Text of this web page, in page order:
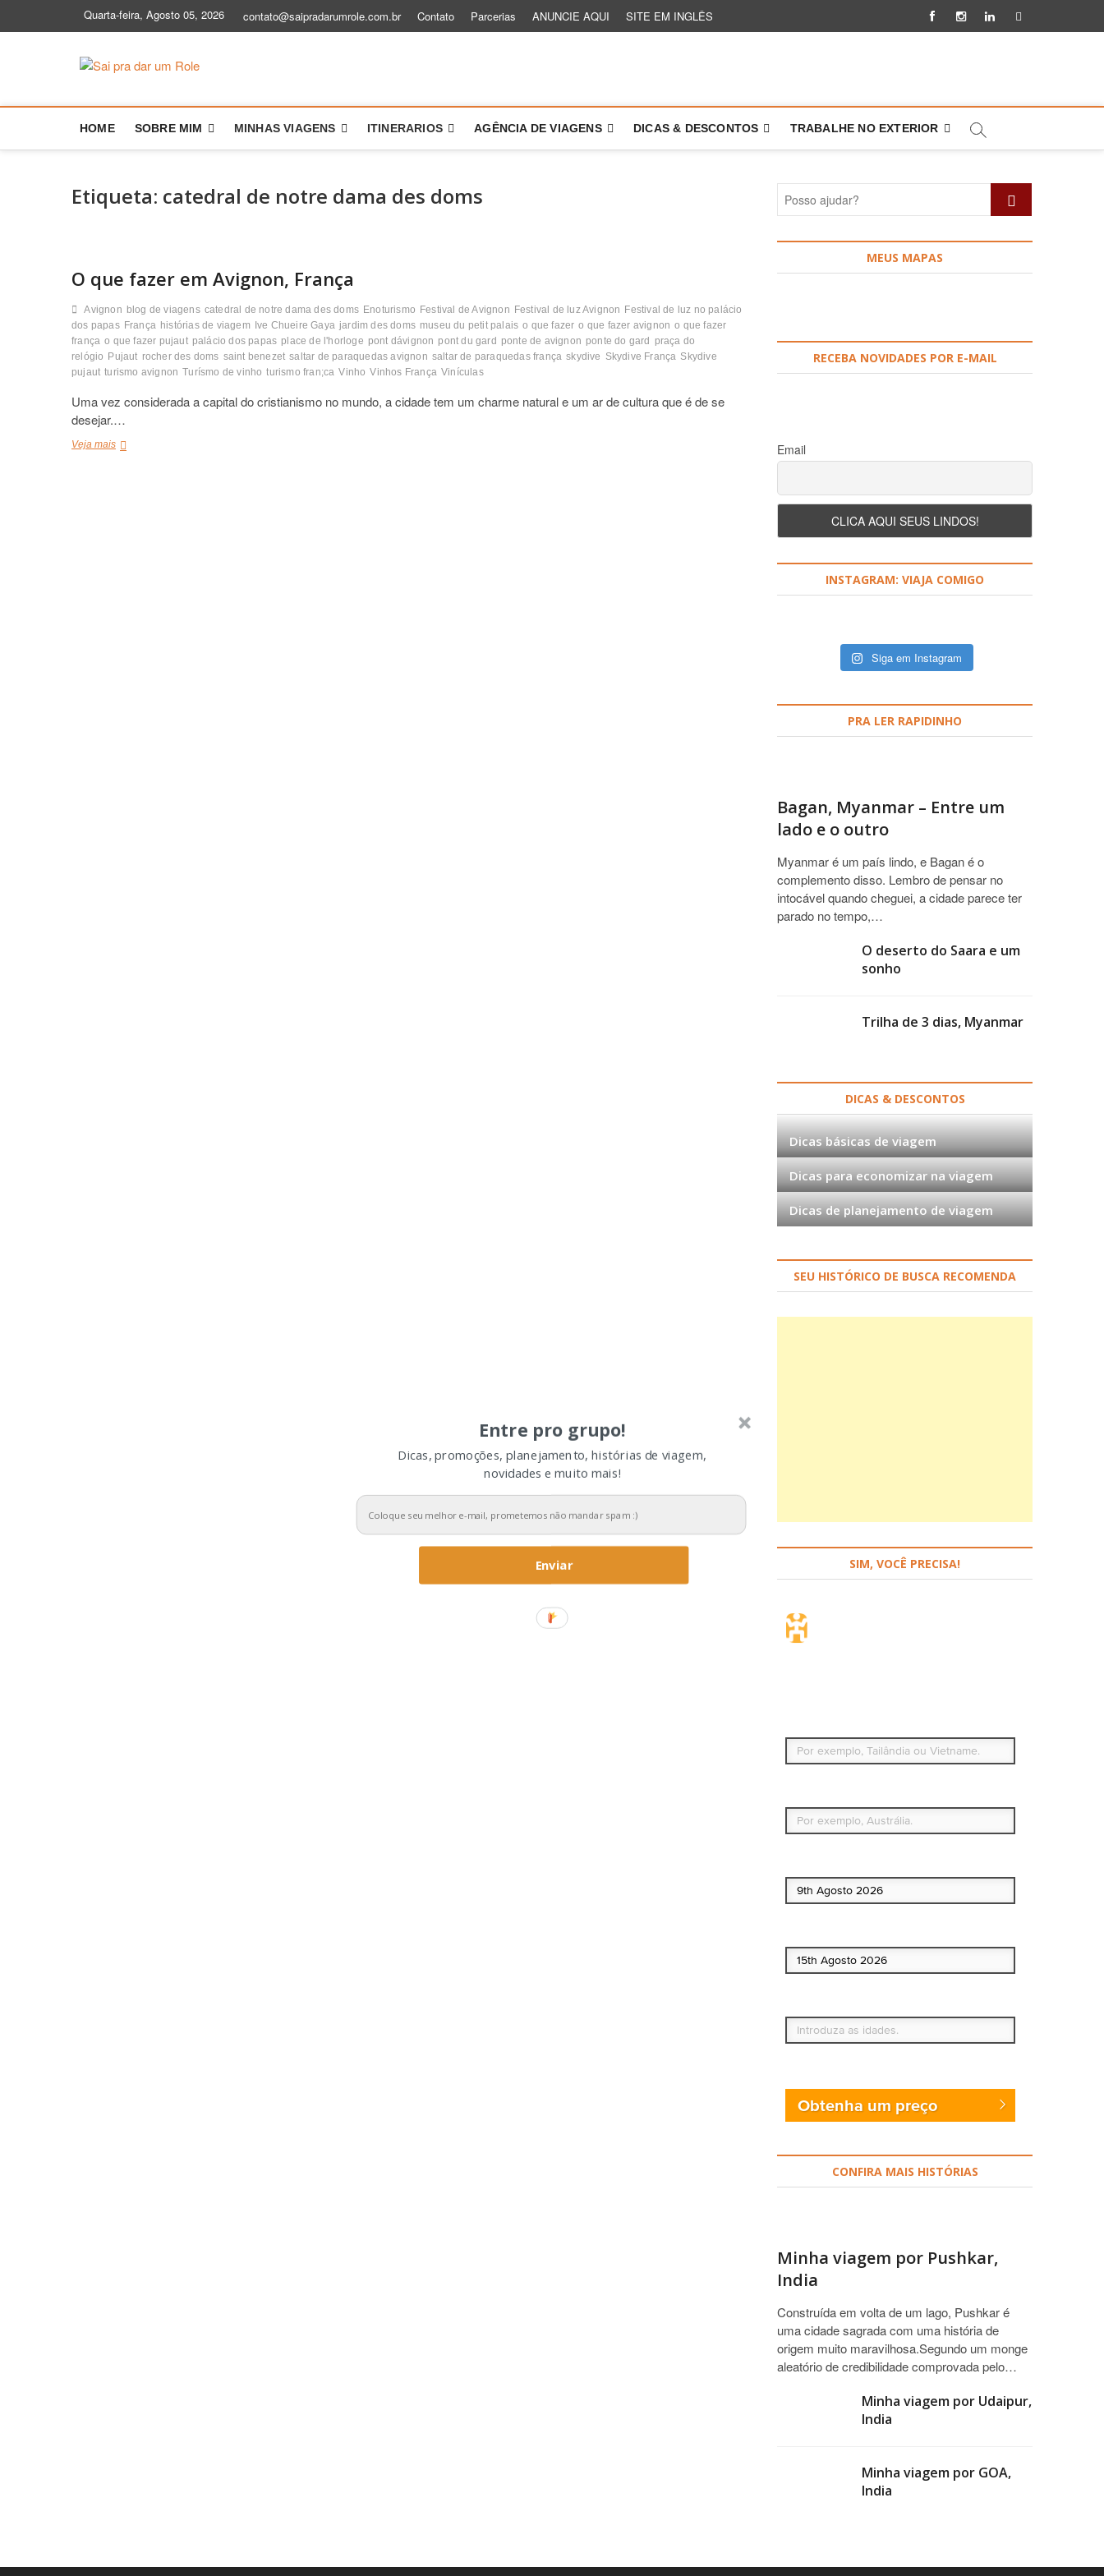
Quarta-feira, Agosto 05, 2026 contato@saipradarumrole.com.br Contato Parcerias ANUNCIE AQUI SITE EM INGLÊS FacebookInstagramLinkedinPinterest
HOME SOBRE MIM MINHAS VIAGENS ITINERARIOS AGÊNCIA DE VIAGENS DICAS & DESCONTOS TRABALHE NO EXTERIOR
Etiqueta: catedral de notre dama des doms
O que fazer em Avignon, França
Avignon blog de viagens catedral de notre dama des doms Enoturismo Festival de Avignon Festival de luz Avignon Festival de luz no palácio
dos papas França histórias de viagem Ive Chueire Gaya jardim des doms museu du petit palais o que fazer o que fazer avignon o que fazer
frança o que fazer pujaut palácio dos papas place de l'horloge pont dávignon pont du gard ponte de avignon ponte do gard
praça do
relógio Pujaut rocher des doms saint benezet saltar de paraquedas avignon saltar de paraquedas frança skydive Skydive França Skydive
pujaut turismo avignon Turísmo de vinho turismo fran;ca Vinho Vinhos França Vinículas
Uma vez considerada a capital do cristianismo no mundo, a cidade tem um charme natural e um ar de cultura que é de se
desejar.…
Veja maisO
ajudar?
MEUS MAPAS
RECEBA NOVIDADES POR E-MAIL
Email
INSTAGRAM: VIAJA COMIGO
Siga em Instagram
PRA LER RAPIDINHO
Bagan, Myanmar – Entre um
lado e o outro
Myanmar é um país lindo, e Bagan é o
complemento disso. Lembro de pensar no
intocável quando cheguei, a cidade parece ter
parado no tempo,…
O deserto do Saara e um
sonho
Trilha de 3 dias, Myanmar
DICAS & DESCONTOS
Dicas básicas de viagem
Dicas para economizar na viagem
Dicas de planejamento de viagem
SEU HISTÓRICO DE BUSCA RECOMENDA
SIM, VOCÊ PRECISA!
Obtenha um preço
CONFIRA MAIS HISTÓRIAS
Minha viagem por Pushkar,
India
Construída em volta de um lago, Pushkar é
uma cidade sagrada com uma história de
origem muito maravilhosa.Segundo um monge
aleatório de credibilidade comprovada pelo…
Minha viagem por Udaipur,
India
Minha viagem por GOA,
India
Entre pro grupo!
Dicas, promoções, planejamento, histórias de viagem,
novidades e muito mais!
Enviar